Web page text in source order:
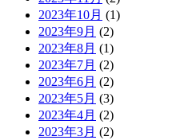
2023年10月 (1)
2023年9月 (2)
2023年8月 (1)
2023年7月 (2)
2023年6月 (2)
2023年5月 (3)
2023年4月 (2)
2023年3月 (2)